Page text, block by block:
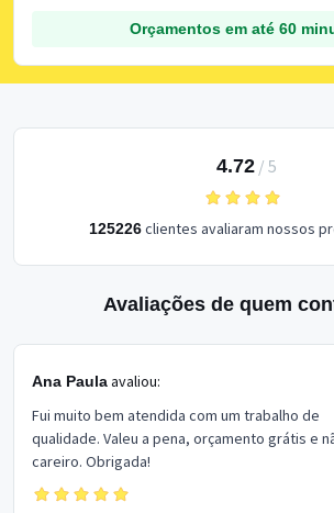
Orçamentos em até 60
4.72/ 5
125226clientes avaliaram nossos
Avaliações de quem
Ana Paulaavaliou:
Fui muito bem atendida com um trabalho de
qualidade. Valeu a pena, orçamento grátis e
careiro. Obrigada!